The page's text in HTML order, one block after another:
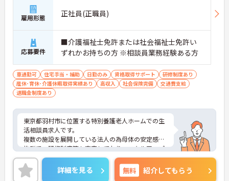
雇用形態 正社員(正職員)
応募要件
■介護福祉士免許または社会福祉士免許い
ずれかお持ちの方 ※相談員業務経験ある方
車通勤可 住宅手当・補助 日勤のみ 資格取得サポート
研修制度あり
産休･育休･介護休暇取得実績あり
高収入 社会保険完備
交通費支給
退職金制度あり
東京都羽村市に位置する特別養護老人ホームでの生
活相談員求人です。
複数の施設を展開している法人の為母体の安定感は
抜群で、研修制度等も充実しており、スキルアップ
も図ることが出来ます。
ご興味のある方はぜひお気軽にお問い合わせくださ
い。
詳細を見る 無料 紹介してもらう